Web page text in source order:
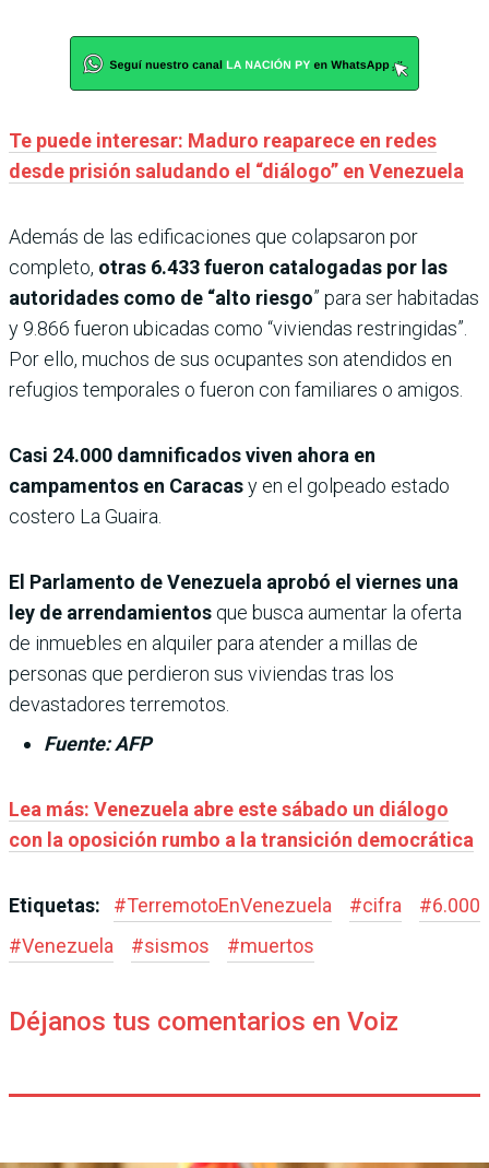
Te puede interesar: Maduro reaparece en redes
desde prisión saludando el “diálogo” en Venezuela
Además de las edificaciones que colapsaron por
completo, otras 6.433 fueron catalogadas por las
autoridades como de “alto riesgo” para ser habitadas
y 9.866 fueron ubicadas como “viviendas restringidas”.
Por ello, muchos de sus ocupantes son atendidos en
refugios temporales o fueron con familiares o amigos.
Casi 24.000 damnificados viven ahora en
campamentos en Caracasy en el golpeado estado
costero La Guaira.
El Parlamento de Venezuela aprobó el viernes una
ley de arrendamientos que busca aumentar la oferta
de inmuebles en alquiler para atender a millas de
personas que perdieron sus viviendas tras los
devastadores terremotos.
Fuente: AFP
Lea más: Venezuela abre este sábado un diálogo
con la oposición rumbo a la transición democrática
Etiquetas: #TerremotoEnVenezuela #cifra #6.000
#Venezuela #sismos #muertos
Déjanos tus comentarios en Voiz